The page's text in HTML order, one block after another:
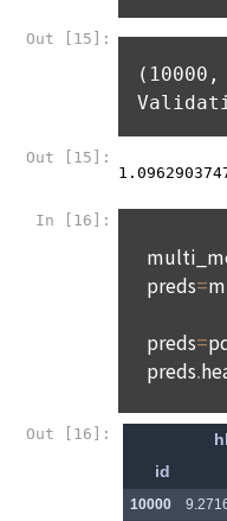
9. 회원탈퇴 이후에도 약
제 22 조 (이용 자격의 제
“회사”는 “회원”이 다음
우 사전 통지 없이 이용
가. “회사”가 제공하는
에 반하는 행위를 한 경우
나. “회사”가 제공하는 자
다. “회사”가 제공하는 자
라. 타인의 명예를 손상
회하거나 수정할 권리,
이용자 및 법정대리인은
해 미성년자의 정보를
수 있습니다. 이용자 및
해지(동의철회)를 '내계
보 처리부서에 이메일로
이용자가 개인정보의 오
습니다. 또한 잘못된 개
어지도록 하겠습니다.